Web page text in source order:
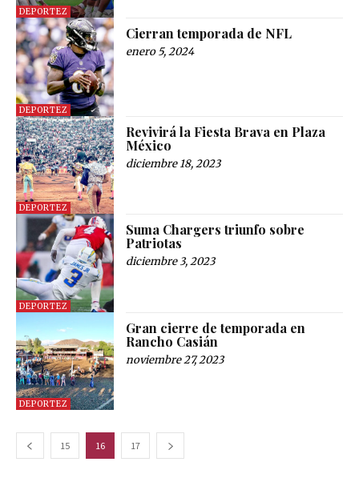
DEPORTEZ
DEPORTEZ
Cierran temporada de NFL
enero 5, 2024
DEPORTEZ
Revivirá la Fiesta Brava en Plaza
México
diciembre 18, 2023
DEPORTEZ
Suma Chargers triunfo sobre
Patriotas
diciembre 3, 2023
DEPORTEZ
Gran cierre de temporada en
Rancho Casián
noviembre 27, 2023
15 16 17